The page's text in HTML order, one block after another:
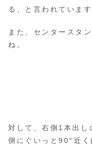
る、と言われています
また、センタースタ
ね。
対して、右側1本出し
側にぐいっと90°近く